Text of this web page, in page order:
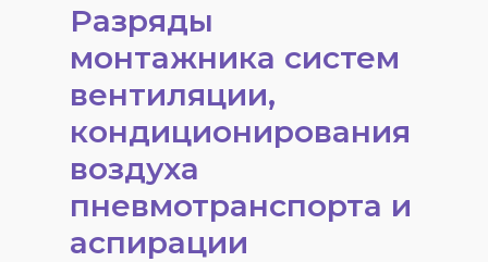
Разряды
монтажника систем
вентиляции,
кондиционирования
воздуха
пневмотранспорта и
аспирации